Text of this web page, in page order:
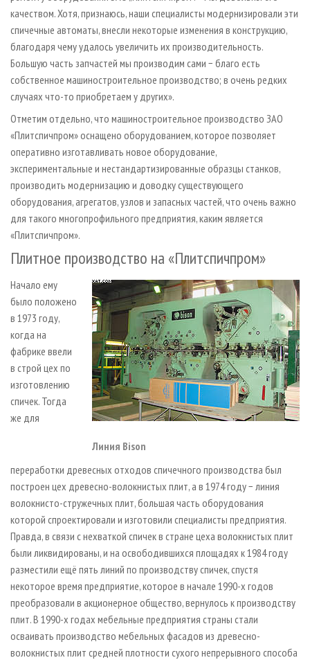
качеством. Хотя, признаюсь, наши специалисты модернизировали эти
спичечные автоматы, внесли некоторые изменения в конструкцию,
благодаря чему удалось увеличить их производительность.
Большую часть запчастей мы производим сами − благо есть
собственное машиностроительное производство; в очень редких
случаях что-то приобретаем у других».
Отметим отдельно, что машиностроительное производство ЗАО
«Плитспичпром» оснащено оборудованием, которое позволяет
оперативно изготавливать новое оборудование,
экспериментальные и нестандартизированные образцы станков,
производить модернизацию и доводку существующего
оборудования, агрегатов, узлов и запасных частей, что очень важно
для такого многопрофильного предприятия, каким является
«Плитспичпром».
Плитное производство на «Плитспичпром»
Линия Bison
Начало ему
было положено
в 1973 году,
когда на
фабрике ввели
в строй цех по
изготовлению
спичек. Тогда
же для
переработки древесных отходов спичечного производства был
построен цех древесно-волокнистых плит, а в 1974 году − линия
волокнисто-стружечных плит, большая часть оборудования
которой спроектировали и изготовили специалисты предприятия.
Правда, в связи с нехваткой спичек в стране цеха волокнистых плит
были ликвидированы, и на освободившихся площадях к 1984 году
разместили ещё пять линий по производству спичек, спустя
некоторое время предприятие, которое в начале 1990-х годов
преобразовали в акционерное общество, вернулось к производству
плит. В 1990-х годах мебельные предприятия страны стали
осваивать производство мебельных фасадов из древесно-
волокнистых плит средней плотности сухого непрерывного способа